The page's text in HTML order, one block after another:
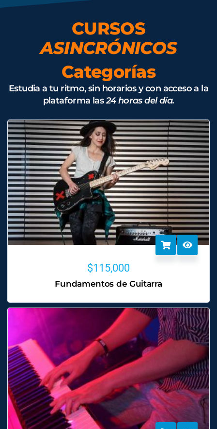
CURSOS
ASINCRÓNICOS
Categorías
Estudia a tu ritmo, sin horarios y con acceso a la
plataforma las24 horas del día.
$115,000
Fundamentos de Guitarra